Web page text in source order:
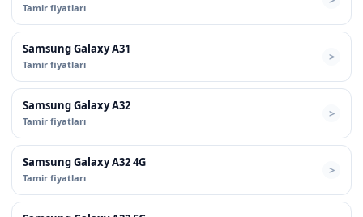
Tamir fiyatları
Samsung Galaxy A31
Tamir fiyatları
Samsung Galaxy A32
Tamir fiyatları
Samsung Galaxy A32 4G
Tamir fiyatları